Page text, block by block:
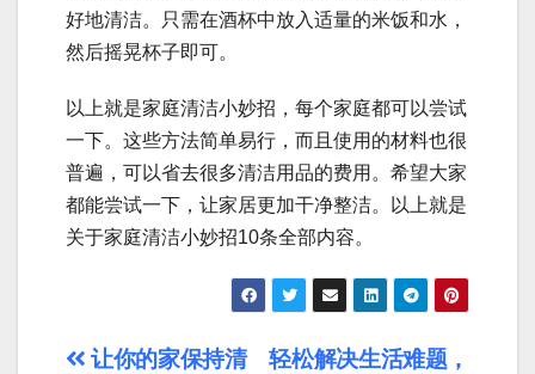
好地清洁。只需在酒杯中放入适量的米饭和水，
然后摇晃杯子即可。
以上就是家庭清洁小妙招，每个家庭都可以尝试
一下。这些方法简单易行，而且使用的材料也很
普遍，可以省去很多清洁用品的费用。希望大家
都能尝试一下，让家居更加干净整洁。以上就是
关于家庭清洁小妙招10条全部内容。
轻松解决生活难题，
让你的家保持清